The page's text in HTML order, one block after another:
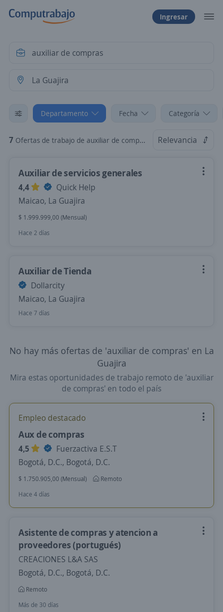
Ingresar
Departamento Fecha Categoría
7 Ofertas de trabajo de auxiliar de compras en La Guajira Relevancia
Auxiliar de servicios generales
4,4
Quick Help
Maicao, La Guajira
$ 1.999.999,00 (Mensual)
Hace 2 días
Auxiliar de Tienda
Dollarcity
Maicao, La Guajira
Hace 7 días
No hay más ofertas de 'auxiliar de compras' en La
Guajira
Mira estas oportunidades de trabajo remoto de 'auxiliar
de compras' en todo el país
Empleo destacado
Aux de compras
4,5
Fuerzactiva E.S.T
Bogotá, D.C., Bogotá, D.C.
$ 1.750.905,00 (Mensual)
Remoto
Hace 4 días
Asistente de compras y atencion a
proveedores (portugués)
CREACIONES L&A SAS
Bogotá, D.C., Bogotá, D.C.
Remoto
Más de 30 días